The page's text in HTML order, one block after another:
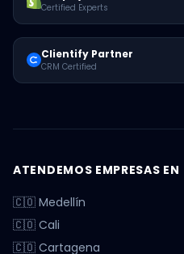
Certified Experts
Clientify Partner
CRM Certified
ATENDEMOS EMPRESAS EN
🇨🇴 Medellín
🇨🇴 Cali
🇨🇴 Cartagena